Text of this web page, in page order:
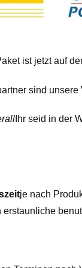
ist jetzt auf
sind
Ihr seid in der
je nach